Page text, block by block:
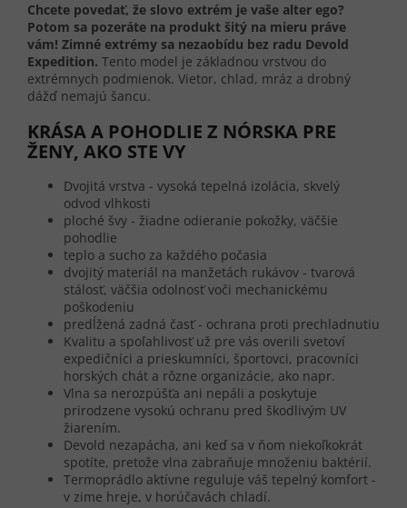
Chcete povedať, že slovo extrém je vaše alter ego?
Potom sa pozeráte na produkt šitý na mieru práve
vám! Zimné extrémy sa nezaobídu bez radu Devold
Expedition. Tento model je základnou vrstvou do
extrémnych podmienok. Vietor, chlad, mráz a drobný
dážď nemajú šancu.
KRÁSA A POHODLIE Z NÓRSKA PRE
ŽENY, AKO STE VY
Dvojitá vrstva - vysoká tepelná izolácia, skvelý
odvod vlhkosti
ploché švy - žiadne odieranie pokožky, väčšie
pohodlie
teplo a sucho za každého počasia
dvojitý materiál na manžetách rukávov - tvarová
stálosť, väčšia odolnosť voči mechanickému
poškodeniu
predĺžená zadná časť - ochrana proti prechladnutiu
Kvalitu a spoľahlivosť už pre vás overili svetoví
expedičníci a prieskumníci, športovci, pracovníci
horských chát a rôzne organizácie, ako napr.
Vlna sa nerozpúšťa ani nepáli a poskytuje
prirodzene vysokú ochranu pred škodlivým UV
žiarením.
Devold nezapácha, ani keď sa v ňom niekoľkokrát
spotíte, pretože vlna zabraňuje množeniu baktérií.
Termoprádlo aktívne reguluje váš tepelný komfort -
v zime hreje, v horúčavách chladí.